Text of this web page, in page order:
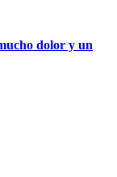
dolor y un